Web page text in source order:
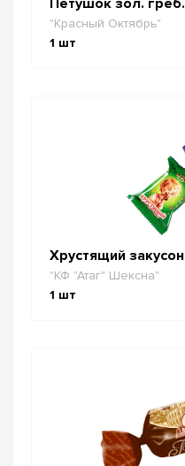
"Красный Октябрь"
1 шт
Хрустящий закусон
"КФ "Атаг" Шексна"
1 шт